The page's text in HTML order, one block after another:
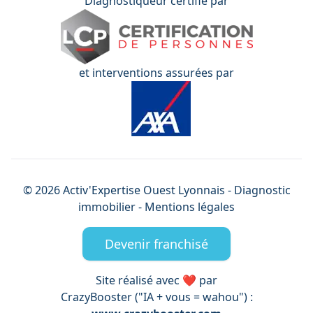
et interventions assurées par
©2026Activ'Expertise Ouest Lyonnais - Diagnostic
immobilier - Mentions légales
Devenir franchisé
Site réalisé avec ❤️ par
CrazyBooster ("IA + vous = wahou") :